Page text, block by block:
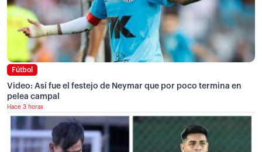
Fútbol
Video: Así fue el festejo de Neymar que por poco termina en
pelea campal
Hace 3 horas